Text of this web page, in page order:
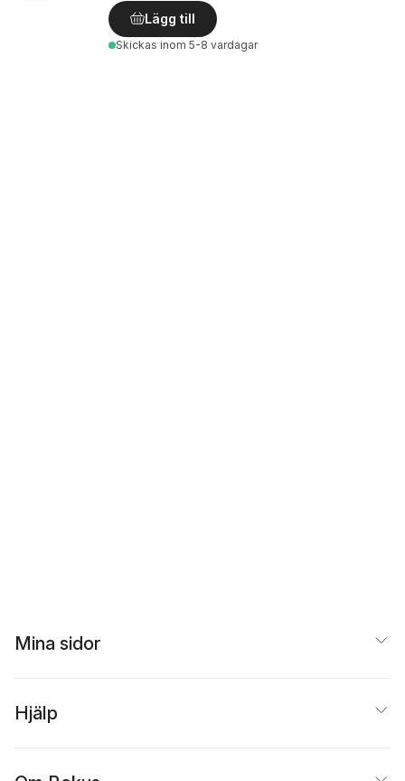
Lägg till
Skickas inom 5-8 vardagar
Mina sidor
Hjälp